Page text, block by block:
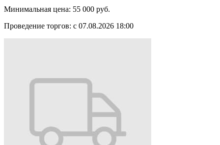
Минимальная цена: 55 000 руб.
Проведение торгов: с 07.08.2026 18:00